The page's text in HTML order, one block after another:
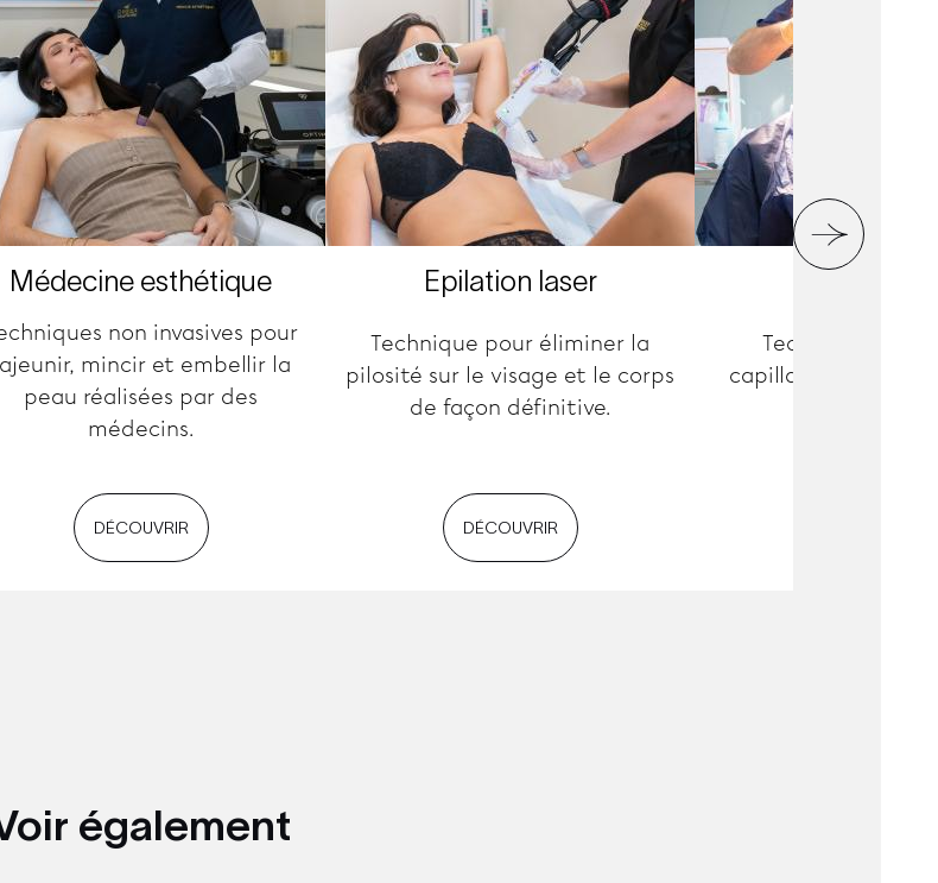
Médecine esthétique
non invasives pour
mincir et embellir la
peau réalisées par des
médecins.
DÉCOUVRIR
Epilation laser
Technique pour éliminer la
pilosité sur le visage et le corps
de façon définitive.
DÉCOUVRIR
Techniques
capillaires et soins
également